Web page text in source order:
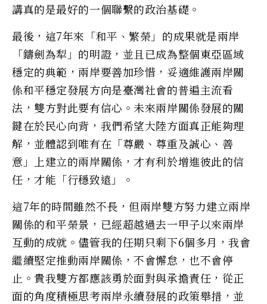
講真的是最好的一個聯繫的政治基礎。
最後，這7年來「和平、繁榮」的成果就是兩岸
「鑄劍為犁」的明證，並且已成為整個東亞區域
穩定的典範，兩岸要善加珍惜，妥適維護兩岸關
係和平穩定發展方向是臺灣社會的普遍主流看
法，雙方對此要有信心。未來兩岸關係發展的關
鍵在於民心向背，我們希望大陸方面真正能夠理
解，並體認到唯有在「尊嚴、尊重及誠心、善
意」上建立的兩岸關係，才有利於增進彼此的信
任，才能「行穩致遠」。
這7年的時間雖然不長，但兩岸雙方努力建立兩岸
關係的和平榮景，已經超越過去一甲子以來兩岸
互動的成就。儘管我的任期只剩下6個多月，我會
繼續堅定推動兩岸關係，不會懈怠，也不會停
止。貴我雙方都應該勇於面對與承擔責任，從正
面的角度積極思考兩岸永續發展的政策舉措，並